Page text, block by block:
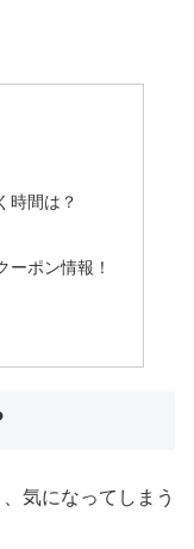
時間は？
ーポン情報！
気になってしまう